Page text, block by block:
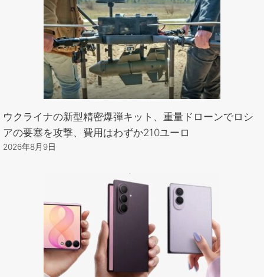
ウクライナの新型精密爆弾キット、重量ドローンでロシ
アの要塞を攻撃、費用はわずか210ユーロ
2026年8月9日